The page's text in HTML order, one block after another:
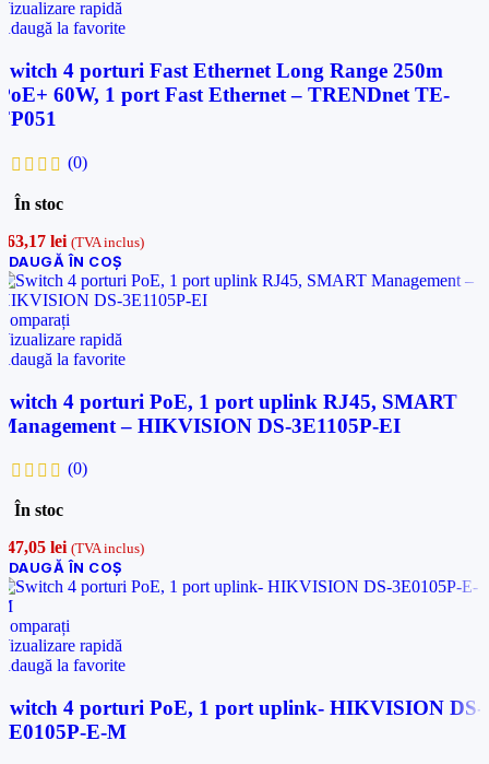
rapidă
la favorite
4 porturi Fast Ethernet Long Range 250m
60W, 1 port Fast Ethernet – TRENDnet TE-
(0)
În stoc
lei (TVA inclus)
ÎN COȘ
rapidă
la favorite
4 porturi PoE, 1 port uplink RJ45, SMART
– HIKVISION DS-3E1105P-EI
(0)
În stoc
lei (TVA inclus)
ÎN COȘ
rapidă
la favorite
4 porturi PoE, 1 port uplink- HIKVISION DS-
E-M